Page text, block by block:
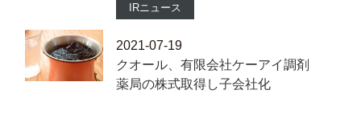
IRニュース
2021-07-19
クオール、有限会社ケーアイ調剤
薬局の株式取得し子会社化